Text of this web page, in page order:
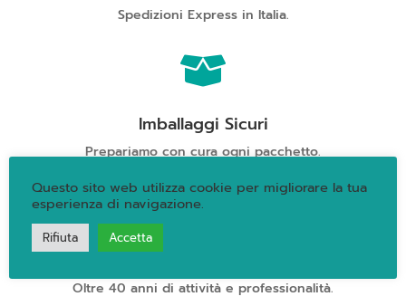
Spedizioni Express in Italia.

Imballaggi Sicuri
Prepariamo con cura ogni pacchetto.

Qualità Garantita
Oltre 40 anni di attività e professionalità.
Questo sito web utilizza cookie per migliorare la tua
esperienza di navigazione.
Rifiuta Accetta